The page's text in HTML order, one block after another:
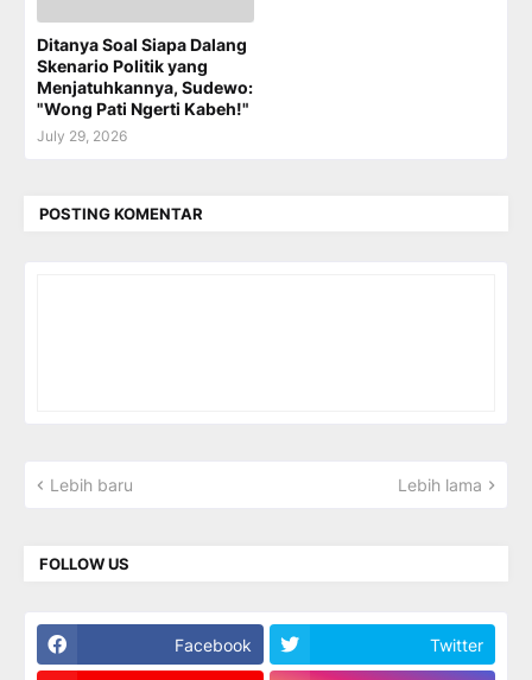
Ditanya Soal Siapa Dalang
Skenario Politik yang
Menjatuhkannya, Sudewo:
"Wong Pati Ngerti Kabeh!"
July 29, 2026
POSTING KOMENTAR
Lebih baru Lebih lama
FOLLOW US
Facebook Twitter